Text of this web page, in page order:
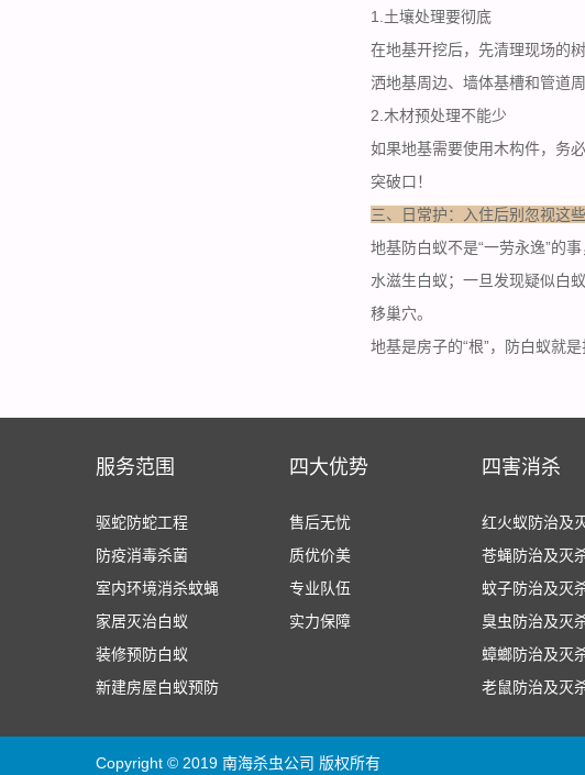
1.土壤处理要彻底
在地基开挖后，先清理现场的
洒地基周边、墙体基槽和管道
2.木材预处理不能少
如果地基需要使用木构件，务
突破口！
三、日常护：入住后别忽视这
地基防白蚁不是“一劳永逸”的
水滋生白蚁；一旦发现疑似白
移巢穴。
地基是房子的“根”，防白蚁就是
服务范围
驱蛇防蛇工程
防疫消毒杀菌
室内环境消杀蚊蝇
家居灭治白蚁
装修预防白蚁
新建房屋白蚁预防
四大优势
售后无忧
质优价美
专业队伍
实力保障
四害消杀
红火蚁防治及
苍蝇防治及灭
蚊子防治及灭
臭虫防治及灭
蟑螂防治及灭
老鼠防治及灭
Copyright © 2019 南海杀虫公司 版权所有